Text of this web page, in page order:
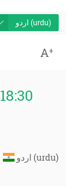
اردو (urdu)
A+
اردو (urdu)